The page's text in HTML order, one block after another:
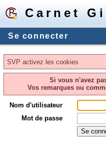
Carnet
Se connecter
SVP activez les cookies
Si vous n'avez
Vos remarques ou
Nom d'utilisateur
Mot de passe